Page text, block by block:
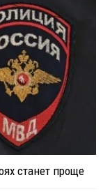
станет проще